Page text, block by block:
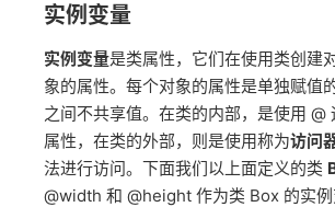
实例变量
实例变量是类属性，它们在使用类创建
象的属性。每个对象的属性是单独赋值
之间不共享值。在类的内部，是使用 @
属性，在类的外部，则是使用称为访问
法进行访问。下面我们以上面定义的类
@width 和 @height 作为类 Box 的实例